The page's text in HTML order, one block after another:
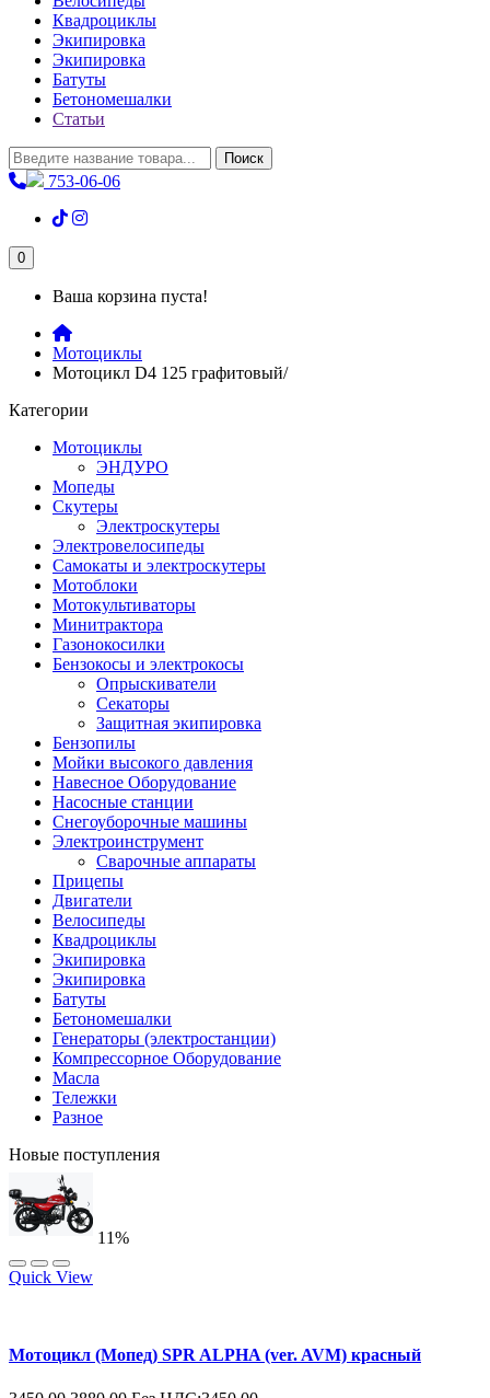
Квадроциклы
Экипировка
Экипировка
Батуты
Бетономешалки
Статьи
Поиск
753-06-06
0
Ваша корзина пуста!
Мотоциклы
Мотоцикл D4 125 графитовый/
Категории
Мотоциклы
ЭНДУРО
Мопеды
Скутеры
Электроскутеры
Электровелосипеды
Самокаты и электроскутеры
Мотоблоки
Мотокультиваторы
Минитрактора
Газонокосилки
Бензокосы и электрокосы
Опрыскиватели
Секаторы
Защитная экипировка
Бензопилы
Мойки высокого давления
Навесное Оборудование
Насосные станции
Снегоуборочные машины
Электроинструмент
Сварочные аппараты
Прицепы
Двигатели
Велосипеды
Квадроциклы
Экипировка
Экипировка
Батуты
Бетономешалки
Генераторы (электростанции)
Компрессорное Оборудование
Масла
Тележки
Разное
Новые поступления
11%
Quick View
Мотоцикл (Мопед) SPR ALPHA (ver. AVM) красный